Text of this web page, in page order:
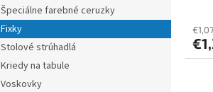
Špeciálne farebné ceruzky
Fixky
Stolové strúhadlá
Kriedy na tabule
Voskovky